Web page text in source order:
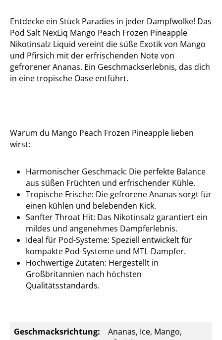
Entdecke ein Stück Paradies in jeder Dampfwolke! Das
Pod Salt NexLiq Mango Peach Frozen Pineapple
Nikotinsalz Liquid vereint die süße Exotik von Mango
und Pfirsich mit der erfrischenden Note von
gefrorener Ananas. Ein Geschmackserlebnis, das dich
in eine tropische Oase entführt.
Warum du Mango Peach Frozen Pineapple lieben
wirst:
Harmonischer Geschmack: Die perfekte Balance
aus süßen Früchten und erfrischender Kühle.
Tropische Frische: Die gefrorene Ananas sorgt für
einen kühlen und belebenden Kick.
Sanfter Throat Hit: Das Nikotinsalz garantiert ein
mildes und angenehmes Dampferlebnis.
Ideal für Pod-Systeme: Speziell entwickelt für
kompakte Pod-Systeme und MTL-Dampfer.
Hochwertige Zutaten: Hergestellt in
Großbritannien nach höchsten
Qualitätsstandards.
Geschmacksrichtung:
Ananas, Ice, Mango,